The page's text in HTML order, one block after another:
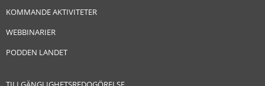
KOMMANDE AKTIVITETER
WEBBINARIER
PODDEN LANDET